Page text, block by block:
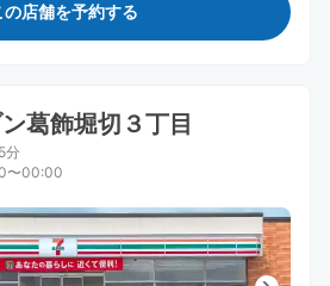
の店舗を予約する
葛飾堀切３丁目
分
〜00:00